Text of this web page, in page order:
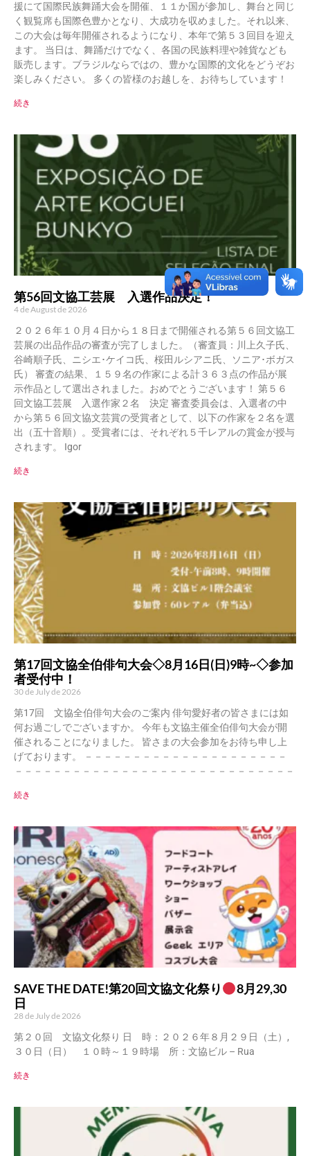
援にて国際民族舞踊大会を開催、１１か国が参加し、舞台と同じ
く観覧席も国際色豊かとなり、大成功を収めました。それ以来、
この大会は毎年開催されるようになり、本年で第５３回目を迎え
ます。 当日は、舞踊だけでなく、各国の民族料理や雑貨なども
販売します。ブラジルならではの、豊かな国際的文化をどうぞお
楽しみください。 多くの皆様のお越しを、お待ちしています！
続き
第56回文協工芸展 入選作品決定！
4 de August de 2026
２０２６年１０月４日から１８日まで開催される第５６回文協工
芸展の出品作品の審査が完了しました。（審査員：川上久子氏、
谷崎順子氏、ニシエ･ケイコ氏、桜田ルシアニ氏、ソニア･ボガス
氏） 審査の結果、１５９名の作家による計３６３点の作品が展
示作品として選出されました。おめでとうございます！ 第５６
回文協工芸展 入選作家２名 決定 審査委員会は、入選者の中
から第５６回文協文芸賞の受賞者として、以下の作家を２名を選
出（五十音順）。受賞者には、それぞれ５千レアルの賞金が授与
されます。 Igor
続き
第17回文協全伯俳句大会◇8月16日(日)9時~◇参加
者受付中！
30 de July de 2026
第17回 文協全伯俳句大会のご案内 俳句愛好者の皆さまには如
何お過ごしでございますか。 今年も文協主催全伯俳句大会が開
催されることになりました。 皆さまの大会参加をお待ち申し上
げております。 －－－－－－－－－－－－－－－－－－－－－
－－－－－－－－－－－－－－－－－－－－－－－－－－－－－
続き
SAVE THE DATE!第20回文協文化祭り
8月29,30
日
28 de July de 2026
第２０回 文協文化祭り 日 時：２０２６年８月２９日（土）,
３０日（日） １０時～１９時場 所：文協ビル – Rua
続き